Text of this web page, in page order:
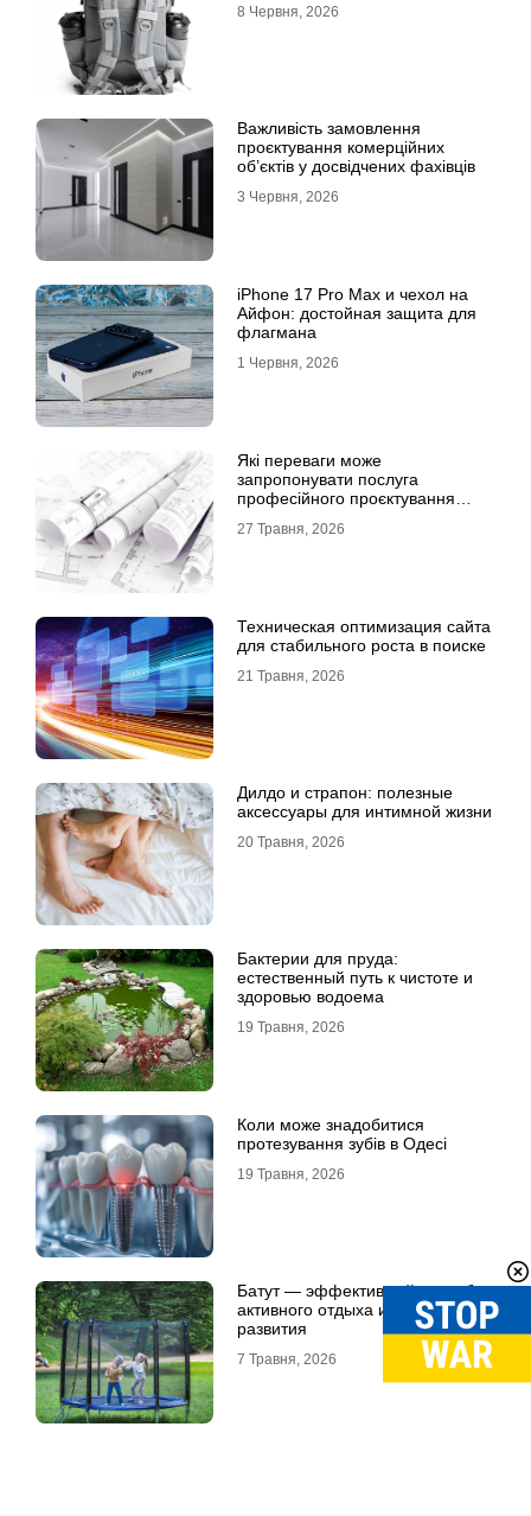
8 Червня, 2026
Важливість замовлення
проєктування комерційних
об’єктів у досвідчених фахівців
3 Червня, 2026
iPhone 17 Pro Max и чехол на
Айфон: достойная защита для
флагмана
1 Червня, 2026
Які переваги може
запропонувати послуга
професійного проєктування
27 Травня, 2026
Техническая оптимизация сайта
для стабильного роста в поиске
21 Травня, 2026
Дилдо и страпон: полезные
аксессуары для интимной жизни
20 Травня, 2026
Бактерии для пруда:
естественный путь к чистоте и
здоровью водоема
19 Травня, 2026
Коли може знадобитися
протезування зубів в Одесі
19 Травня, 2026
Батут — эффективный способ
активного отдыха и физического
развития
7 Травня, 2026